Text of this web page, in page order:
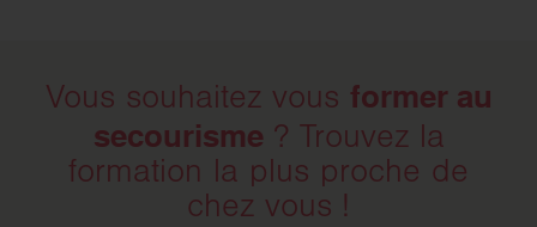
Vous souhaitez vous former au
secourisme ? Trouvez la
formation la plus proche de
chez vous !